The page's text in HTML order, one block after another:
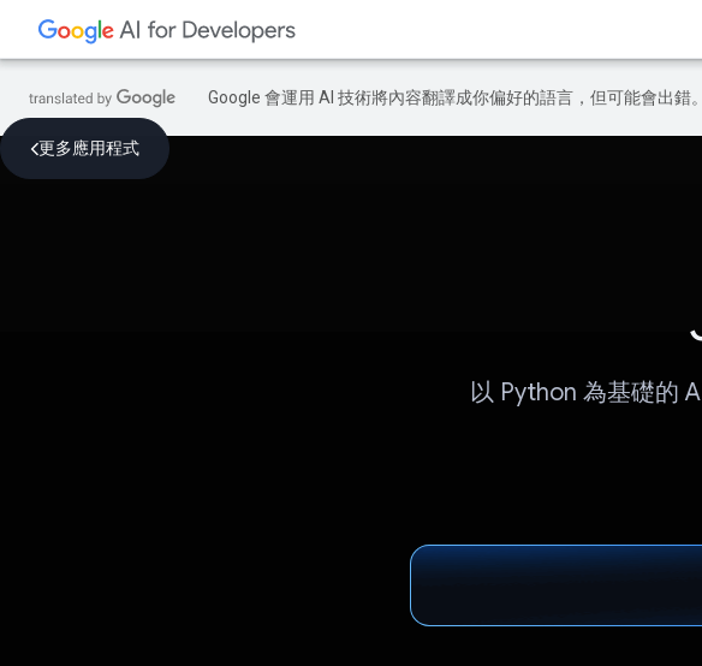
Google 會運用 AI 技術將內容翻譯成你偏好的語言，但可能會出錯。
更多應用程式
以 Python 為基礎的